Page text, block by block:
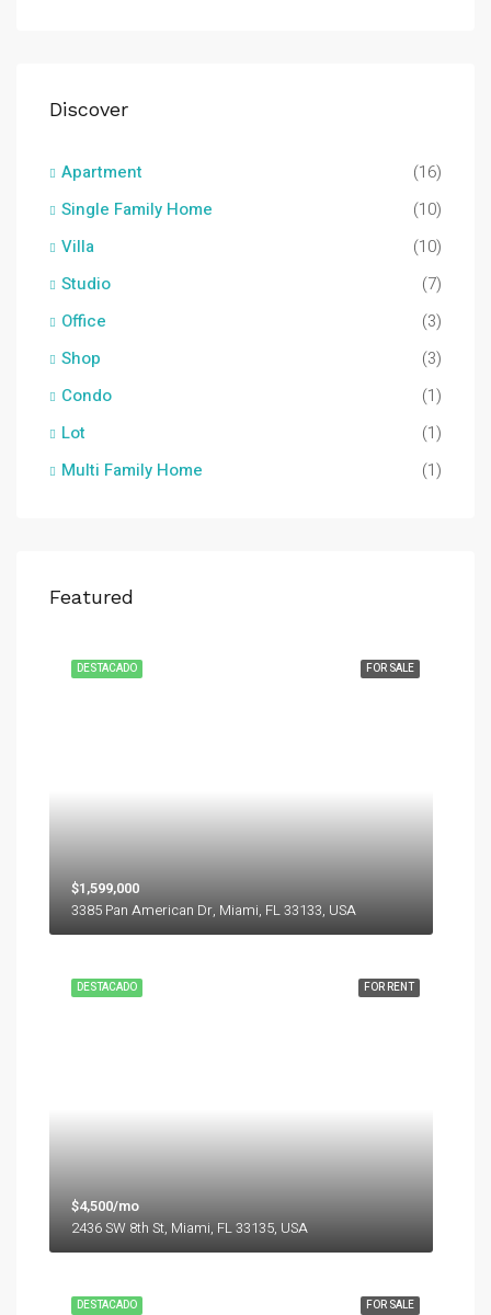
Discover
Apartment
(16)
Single Family Home
(10)
Villa
(10)
Studio
(7)
Office
(3)
Shop
(3)
Condo
(1)
Lot
(1)
Multi Family Home
(1)
Featured
FOR SALE
DESTACADO
$1,599,000
3385 Pan American Dr, Miami, FL 33133, USA
FOR RENT
DESTACADO
$4,500/mo
2436 SW 8th St, Miami, FL 33135, USA
FOR SALE
DESTACADO